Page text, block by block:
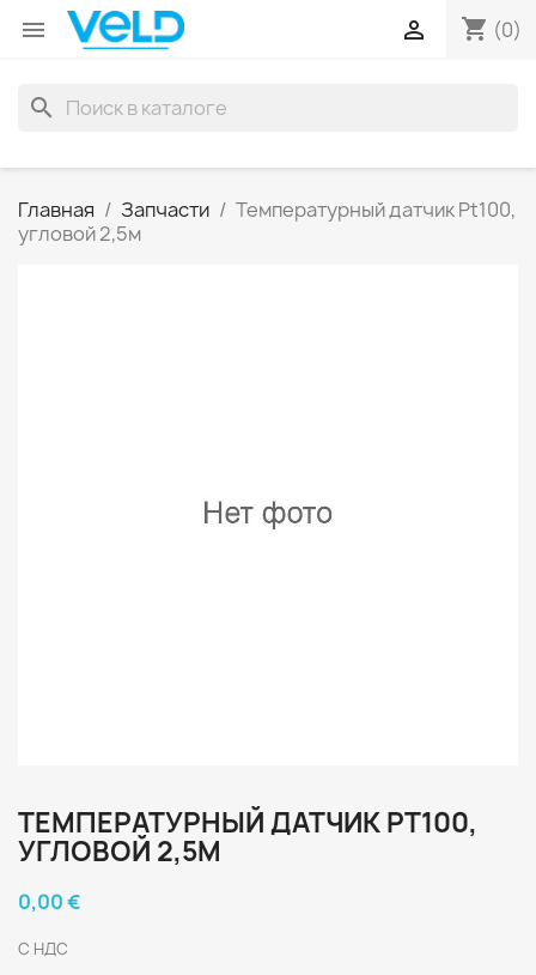
 shopping_cart (0)

search
Главная Запчасти
Температурный датчик Pt100,
угловой 2,5м
ТЕМПЕРАТУРНЫЙ ДАТЧИК PT100,
УГЛОВОЙ 2,5М
0,00 €
С НДС